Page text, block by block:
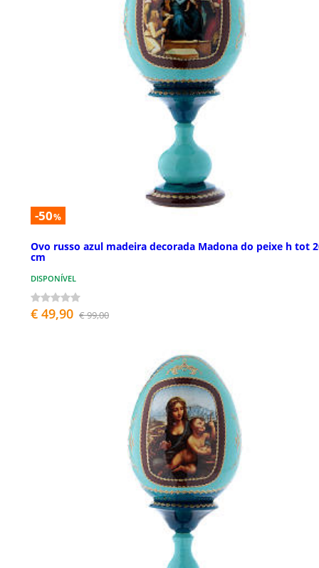
-50%
Ovo russo azul madeira decorada Madona do peixe h tot
cm
DISPONÍVEL
€ 49,90 € 99,00